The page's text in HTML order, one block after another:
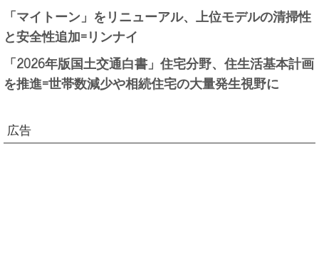
「マイトーン」をリニューアル、上位モデルの清掃性
と安全性追加=リンナイ
「2026年版国土交通白書」住宅分野、住生活基本計画
を推進=世帯数減少や相続住宅の大量発生視野に
広告